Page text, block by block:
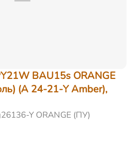
BAU15s ORANGE
(А 24-21-Y Amber),
26136-Y ORANGE (ПУ)